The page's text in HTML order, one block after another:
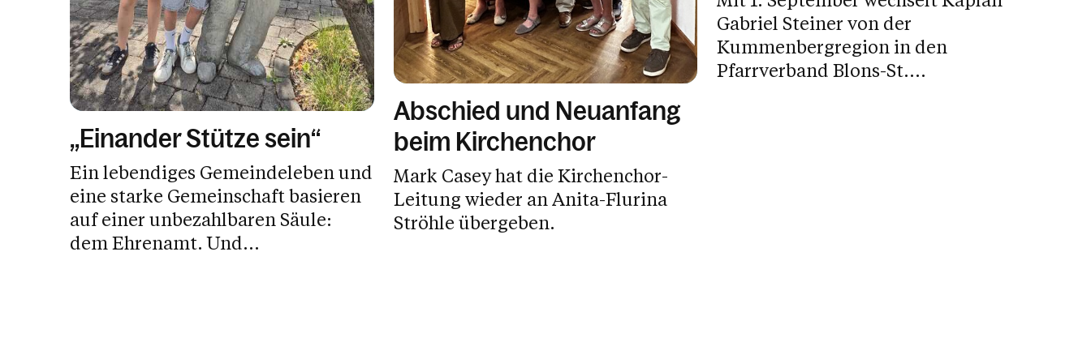
„Einander Stütze sein“
Ein lebendiges Gemeindeleben und
eine starke Gemeinschaft basieren
auf einer unbezahlbaren Säule:
dem Ehrenamt. Und...
Abschied und Neuanfang
beim Kirchenchor
Mark Casey hat die Kirchenchor-
Leitung wieder an Anita-Flurina
Ströhle übergeben.
Gabriel Steiner von der
Kummenbergregion in den
Pfarrverband Blons-St....